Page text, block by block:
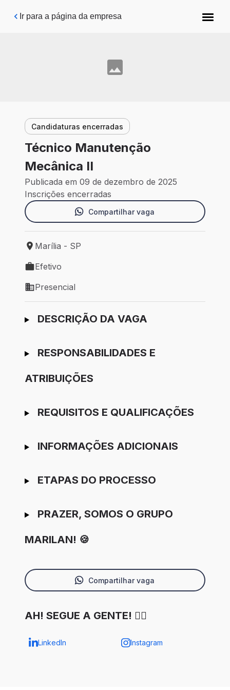
Pular para o conteúdo principal
Ir para a página da empresa
Candidaturas encerradas
Técnico Manutenção
Mecânica II
Publicada em 09 de dezembro de 2025
Inscrições encerradas
Compartilhar vaga
Local de trabalho: Marília - SP
Marília - SP
Tipo de vaga: Efetivo
Efetivo
Modelo de trabalho: Presencial
Presencial
Ir para candidatura
DESCRIÇÃO DA VAGA
RESPONSABILIDADES E
ATRIBUIÇÕES
REQUISITOS E QUALIFICAÇÕES
INFORMAÇÕES ADICIONAIS
ETAPAS DO PROCESSO
PRAZER, SOMOS O GRUPO
MARILAN! 🍪
Compartilhar vaga
AH! SEGUE A GENTE! ✌🏼
LinkedIn Instagram